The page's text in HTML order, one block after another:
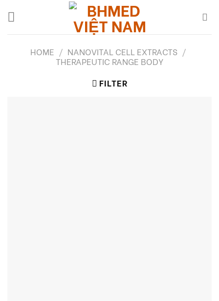
content
HOME / NANOVITAL CELL EXTRACTS /
THERAPEUTIC RANGE BODY
FILTER